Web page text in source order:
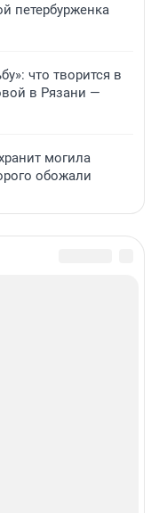
петербурженка
что творится в
в Рязани —
могила
обожали